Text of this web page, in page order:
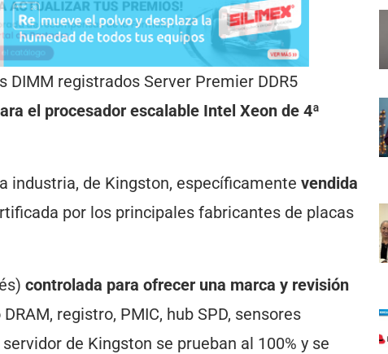
DIMM registrados Server Premier DDR5
el procesador escalable Intel Xeon de 4ª
industria, de Kingston, específicamente vendida
por los principales fabricantes de placas
controlada para ofrecer una marca y revisión
registro, PMIC, hub SPD, sensores
de Kingston se prueban al 100% y se